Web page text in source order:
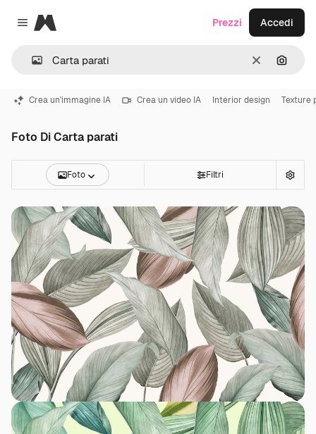
Close menu
Magnific
CancellaCerca
Prezzi Accedi
Crea un'immagine IA Crea un video IA Interior design Texture
Foto Di Carta parati
Foto Filtri